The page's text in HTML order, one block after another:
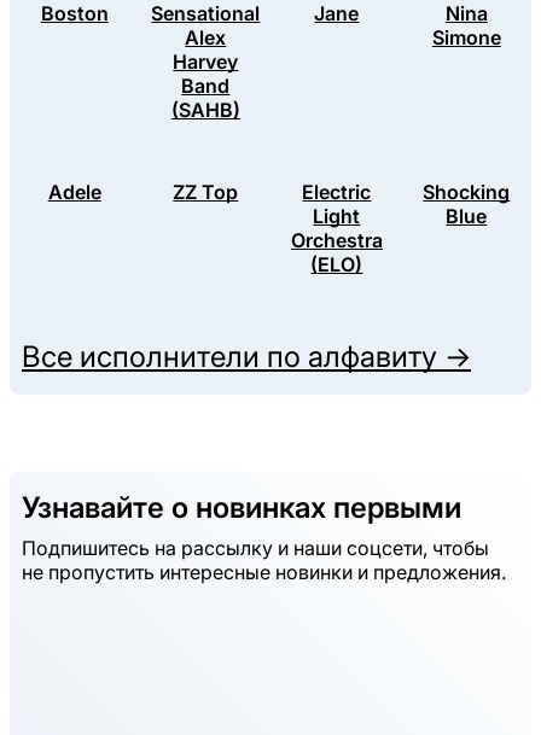
Boston
Sensational
Alex
Harvey
Band
(SAHB)
Jane
Nina
Simone
Adele ZZ Top
Electric
Light
Orchestra
(ELO)
Shocking
Blue
Все исполнители по алфавиту →
Узнавайте о новинках первыми
Подпишитесь на рассылку и наши соцсети, чтобы
не пропустить интересные новинки и предложения.